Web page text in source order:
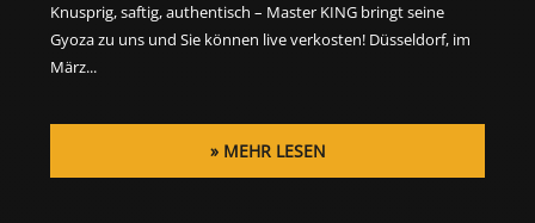
Knusprig, saftig, authentisch – Master KING bringt seine
Gyoza zu uns und Sie können live verkosten! Düsseldorf, im
März...
MEHR LESEN